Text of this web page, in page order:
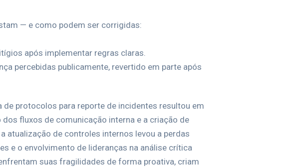
— e como podem ser corrigidas:
após implementar regras claras.
percebidas publicamente, revertido em parte após
de protocolos para reporte de incidentes resultou em
fluxos de comunicação interna e a criação de
atualização de controles internos levou a perdas
e o envolvimento de lideranças na análise crítica
suas fragilidades de forma proativa, criam